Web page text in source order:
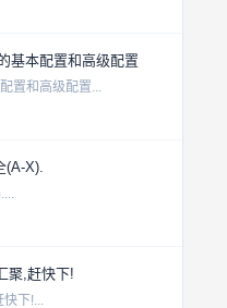
基本配置和高级配置
置和高级配置...
(A-X).
聚,赶快下!
下!...